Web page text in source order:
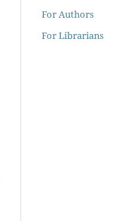
For Authors
For Librarians